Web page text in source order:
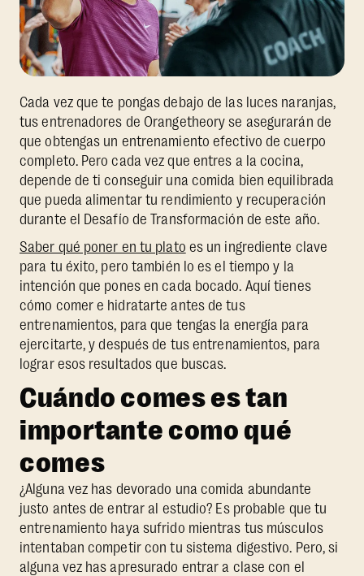
Cada vez que te pongas debajo de las luces naranjas,
tus entrenadores de Orangetheory se asegurarán de
que obtengas un entrenamiento efectivo de cuerpo
completo. Pero cada vez que entres a la cocina,
depende de ti conseguir una comida bien equilibrada
que pueda alimentar tu rendimiento y recuperación
durante el Desafío de Transformación de este año.
Saber qué poner en tu plato es un ingrediente clave
para tu éxito, pero también lo es el tiempo y la
intención que pones en cada bocado. Aquí tienes
cómo comer e hidratarte antes de tus
entrenamientos, para que tengas la energía para
ejercitarte, y después de tus entrenamientos, para
lograr esos resultados que buscas.
‍Cuándo comes es tan
importante como qué
comes
¿Alguna vez has devorado una comida abundante
justo antes de entrar al estudio? Es probable que tu
entrenamiento haya sufrido mientras tus músculos
intentaban competir con tu sistema digestivo. Pero, si
alguna vez has apresurado entrar a clase con el